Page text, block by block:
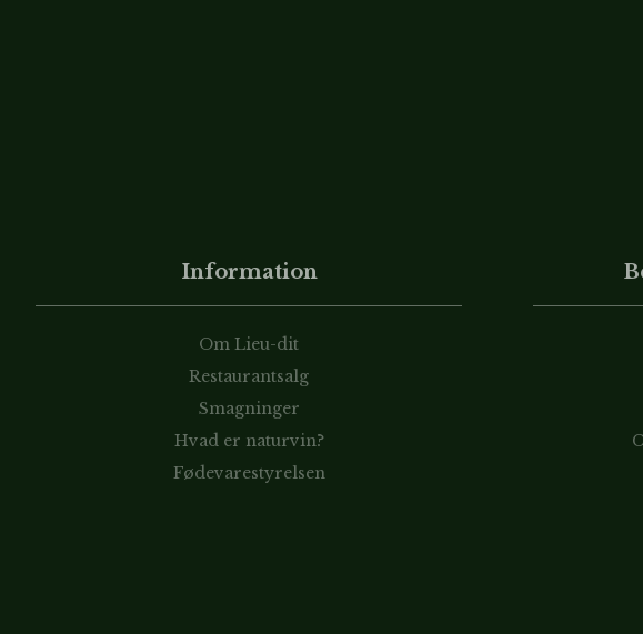
Information
Om Lieu-dit
Restaurantsalg
Smagninger
Hvad er naturvin?
Fødevarestyrelsen